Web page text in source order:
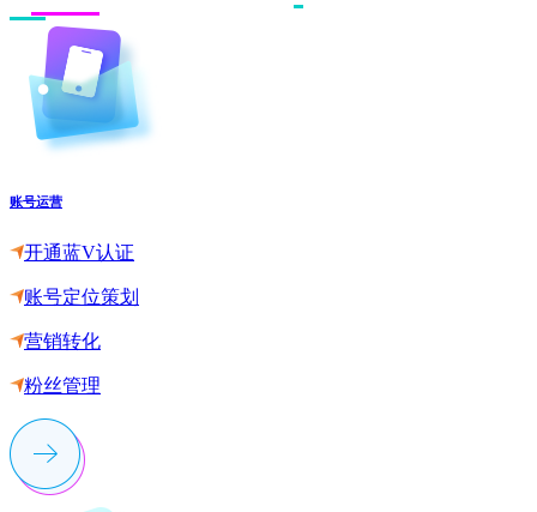
账号运营
开通蓝V认证
账号定位策划
营销转化
粉丝管理